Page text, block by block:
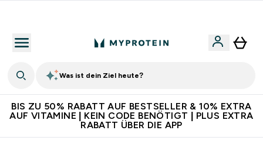
Was ist dein Ziel heute?
BIS ZU 50% RABATT AUF BESTSELLER & 10% EXTRA
AUF VITAMINE | KEIN CODE BENÖTIGT | PLUS EXTRA
RABATT ÜBER DIE APP